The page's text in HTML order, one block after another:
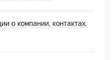
о компании, контактах,